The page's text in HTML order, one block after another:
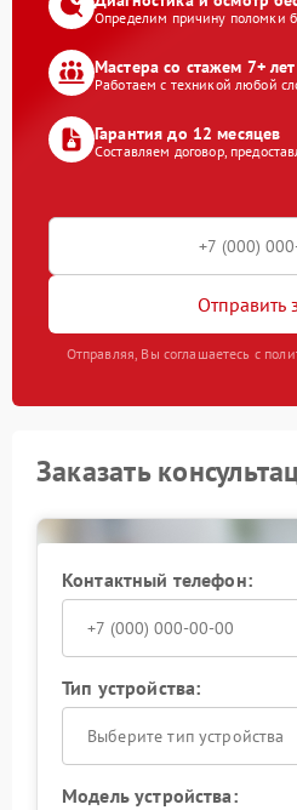
Определим причину поломки
Мастера со стажем 7+ лет
Работаем с техникой любой
Гарантия до 12 месяцев
Составляем договор,
Отправить
Отправляя, Вы соглашаетесь с
Заказать
Контактный телефон:
Тип устройства:
Выберите тип устройства
Модель устройства: